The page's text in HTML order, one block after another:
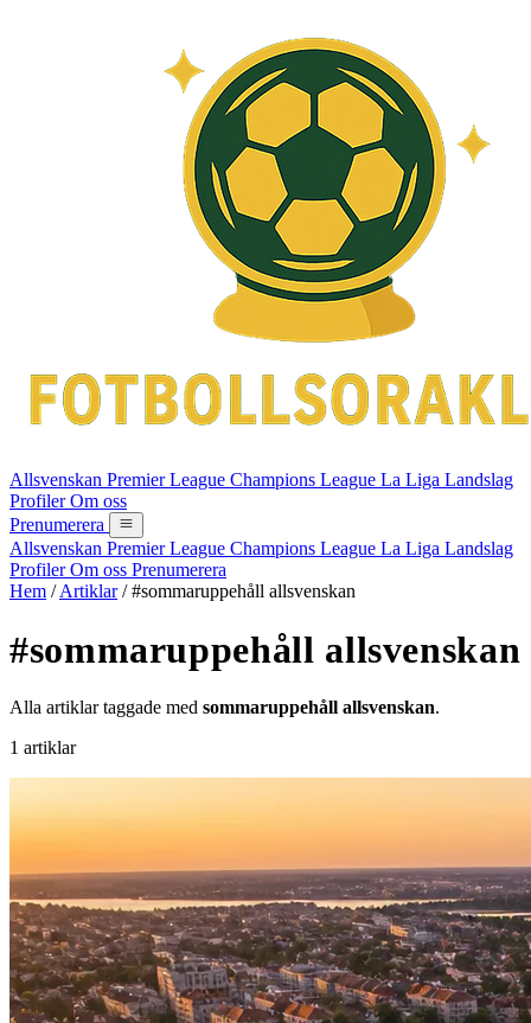
Allsvenskan Premier League Champions League La Liga Landslag
ProfilerOm oss
Prenumerera
Allsvenskan Premier League Champions League La Liga Landslag
ProfilerOm oss Prenumerera
Hem / Artiklar / #sommaruppehåll allsvenskan
#sommaruppehåll allsvenskan
Alla artiklar taggade med sommaruppehåll allsvenskan.
1 artiklar